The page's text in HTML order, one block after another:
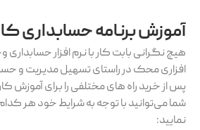
آموزش برنامه حسابداری
هیچ نگرانی بابت کار با نرم افزار
افزاری محک در راستای تسهیل مدیریت و
پس از خرید راه های مختلفی را برای آموزش
شما می‌توانید با توجه به شرایط خود هر کدام
نمایید: